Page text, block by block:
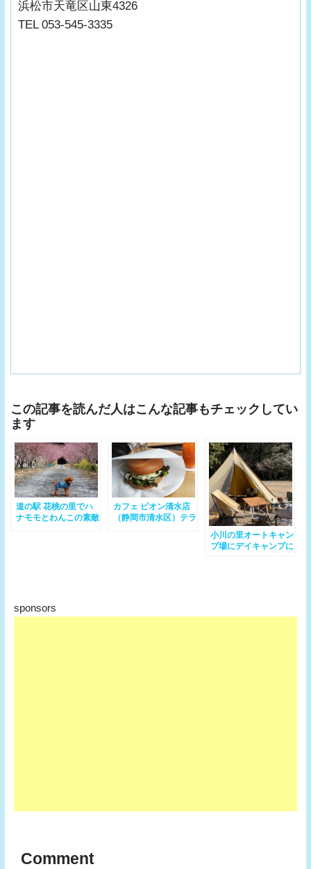
浜松市天竜区山東4326
TEL 053-545-3335
この記事を読んだ人はこんな記事もチェックしてい
ます
道の駅 花桃の里でハ
ナモモとわんこの素敵
カフェ ピオン清水店
（静岡市清水区）テラ
小川の里オートキャン
プ場にデイキャンプに
sponsors
Comment